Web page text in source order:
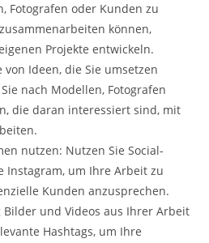
Fotografen oder Kunden zu
können,
Projekte entwickeln.
von Ideen, die Sie umsetzen
nach Modellen, Fotografen
die daran interessiert sind, mit
nutzen: Nutzen Sie Social-
Instagram, um Ihre Arbeit zu
Kunden anzusprechen.
Bilder und Videos aus Ihrer Arbeit
Hashtags, um Ihre